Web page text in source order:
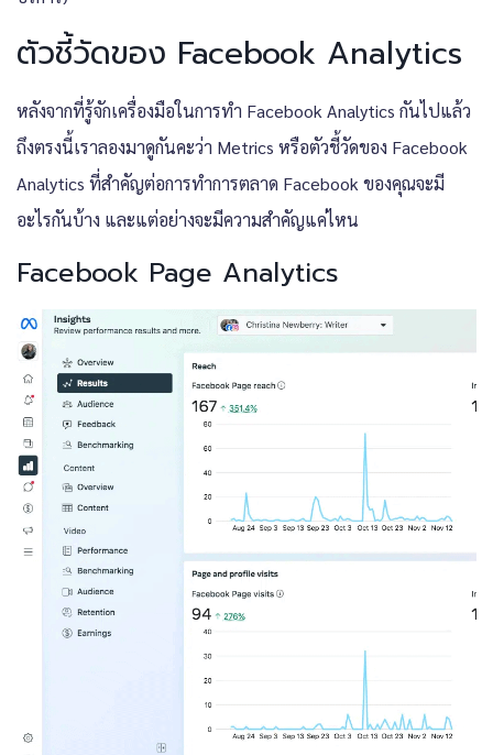
ตัวชี้วัดของ Facebook Analytics
หลังจากที่รู้จักเครื่องมือในการทำ Facebook Analytics กันไปแล้ว
ถึงตรงนี้เราลองมาดูกันคะว่า Metrics หรือตัวชี้วัดของ Facebook
Analytics ที่สำคัญต่อการทำการตลาด Facebook ของคุณจะมี
อะไรกันบ้าง และแต่อย่างจะมีความสำคัญแค่ไหน
Facebook Page Analytics